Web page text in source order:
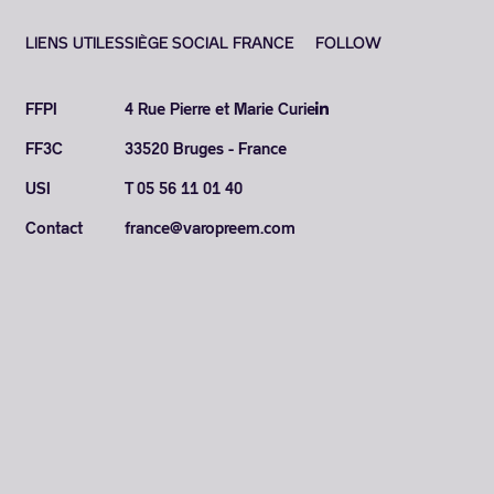
LIENS UTILES
FFPI
FF3C
USI
Contact
SIÈGE SOCIAL FRANCE
4 Rue Pierre et Marie Curie
33520 Bruges - France
T 05 56 11 01 40
france@varopreem.com
FOLLOW